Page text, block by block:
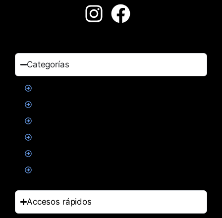
Categorías
Accesos rápidos